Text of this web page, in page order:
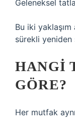
Geleneksel
Bu iki
sürekli
HANGI
GÖRE?
Her mutfak